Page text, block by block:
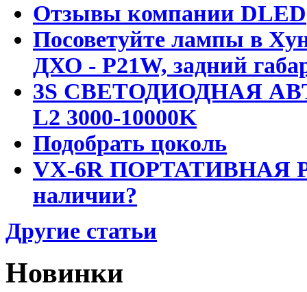
Отзывы компании DLED
Посоветуйте лампы в
ДХО - P21W, задний
3S СВЕТОДИОДНАЯ
L2 3000-10000K
Подобрать цоколь
VX-6R ПОРТАТИВНАЯ
наличии?
Другие статьи
Новинки